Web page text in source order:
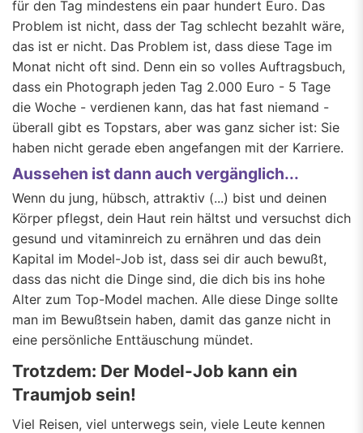
für den Tag mindestens ein paar hundert Euro. Das
Problem ist nicht, dass der Tag schlecht bezahlt wäre,
das ist er nicht. Das Problem ist, dass diese Tage im
Monat nicht oft sind. Denn ein so volles Auftragsbuch,
dass ein Photograph jeden Tag 2.000 Euro - 5 Tage
die Woche - verdienen kann, das hat fast niemand -
überall gibt es Topstars, aber was ganz sicher ist: Sie
haben nicht gerade eben angefangen mit der Karriere.
Aussehen ist dann auch vergänglich...
Wenn du jung, hübsch, attraktiv (...) bist und deinen
Körper pflegst, dein Haut rein hältst und versuchst dich
gesund und vitaminreich zu ernähren und das dein
Kapital im Model-Job ist, dass sei dir auch bewußt,
dass das nicht die Dinge sind, die dich bis ins hohe
Alter zum Top-Model machen. Alle diese Dinge sollte
man im Bewußtsein haben, damit das ganze nicht in
eine persönliche Enttäuschung mündet.
Trotzdem: Der Model-Job kann ein
Traumjob sein!
Viel Reisen, viel unterwegs sein, viele Leute kennen